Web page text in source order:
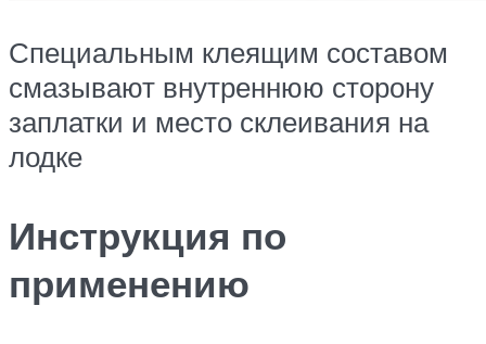
Специальным клеящим составом
смазывают внутреннюю сторону
заплатки и место склеивания на
лодке
Инструкция по
применению